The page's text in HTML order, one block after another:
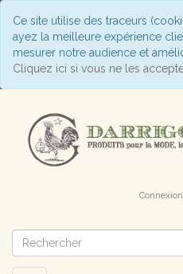
Ce site utilise des traceurs
ayez la meilleure expérience
mesurer notre audience et
Cliquez ici si vous ne les
Connexion